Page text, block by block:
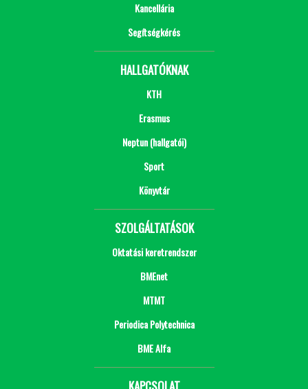
Kancellária
Segítségkérés
HALLGATÓKNAK
KTH
Erasmus
Neptun (hallgatói)
Sport
Könyvtár
SZOLGÁLTATÁSOK
Oktatási keretrendszer
BMEnet
MTMT
Periodica Polytechnica
BME Alfa